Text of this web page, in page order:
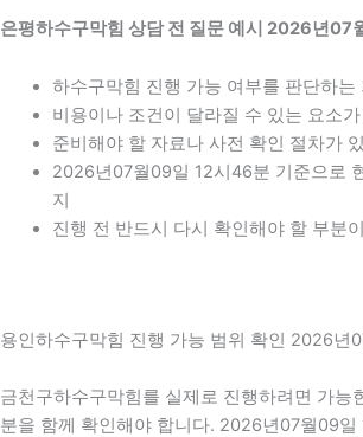
은평하수구막힘 상담 전 질문 예시 2026년07
하수구막힘 진행 가능 여부를 판단하는
비용이나 조건이 달라질 수 있는 요소
준비해야 할 자료나 사전 확인 절차가
2026년07월09일 12시46분 기준으로
지
진행 전 반드시 다시 확인해야 할 부분
용인하수구막힘 진행 가능 범위 확인 2026년
금천구하수구막힘를 실제로 진행하려면 가능
분을 함께 확인해야 합니다. 2026년07월09일